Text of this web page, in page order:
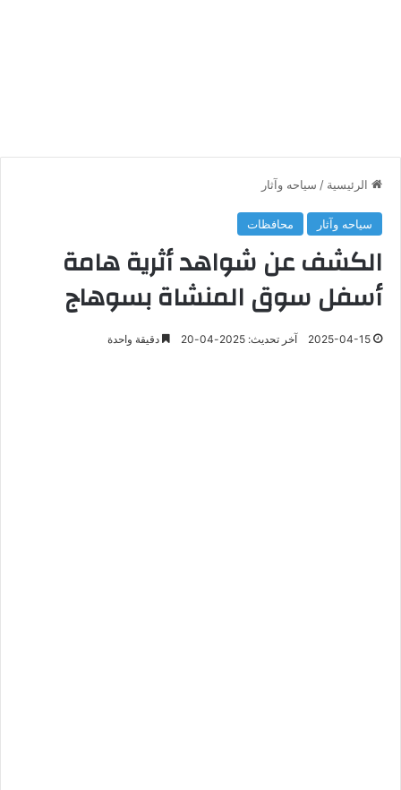
الرئيسية / سياحه وآثار
سياحه وآثار محافظات
الكشف عن شواهد أثرية هامة
أسفل سوق المنشاة بسوهاج
2025-04-15 آخر تحديث: 2025-04-20 دقيقة واحدة